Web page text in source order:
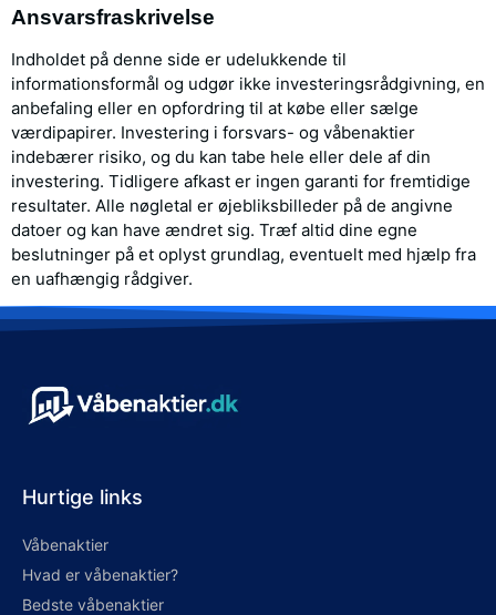
Ansvarsfraskrivelse
Indholdet på denne side er udelukkende til
informationsformål og udgør ikke investeringsrådgivning, en
anbefaling eller en opfordring til at købe eller sælge
værdipapirer. Investering i forsvars- og våbenaktier
indebærer risiko, og du kan tabe hele eller dele af din
investering. Tidligere afkast er ingen garanti for fremtidige
resultater. Alle nøgletal er øjebliksbilleder på de angivne
datoer og kan have ændret sig. Træf altid dine egne
beslutninger på et oplyst grundlag, eventuelt med hjælp fra
en uafhængig rådgiver.
Hurtige links
Våbenaktier
Hvad er våbenaktier?
Bedste våbenaktier